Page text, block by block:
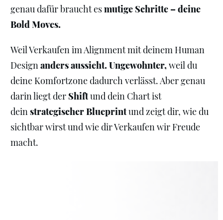
genau dafür braucht esmutige Schritte – deine
Bold Moves.
Weil Verkaufen im Alignment mit deinem Human
Designanders aussieht. Ungewohnter,weil du
deine Komfortzone dadurch verlässt. Aber genau
darin liegt der Shiftund dein Chart ist
deinstrategischer Blueprintund zeigt dir, wie du
sichtbar wirst und wie dir Verkaufen wir Freude
macht.